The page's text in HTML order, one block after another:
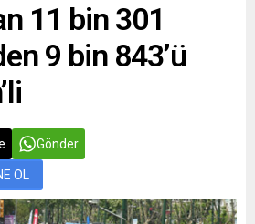
11 bin 301
9 bin 843’ü
Gönder
OL